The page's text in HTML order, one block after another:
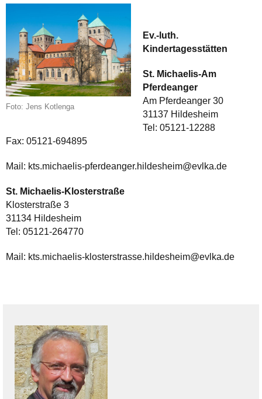
Foto: Jens Kotlenga
Ev.-luth.
Kindertagesstätten
St. Michaelis-Am
Pferdeanger
Am Pferdeanger 30
31137 Hildesheim
Tel: 05121-12288
Fax: 05121-694895
Mail: kts.michaelis-pferdeanger.hildesheim@evlka.de
St. Michaelis-Klosterstraße
Klosterstraße 3
31134 Hildesheim
Tel: 05121-264770
Mail: kts.michaelis-klosterstrasse.hildesheim@evlka.de